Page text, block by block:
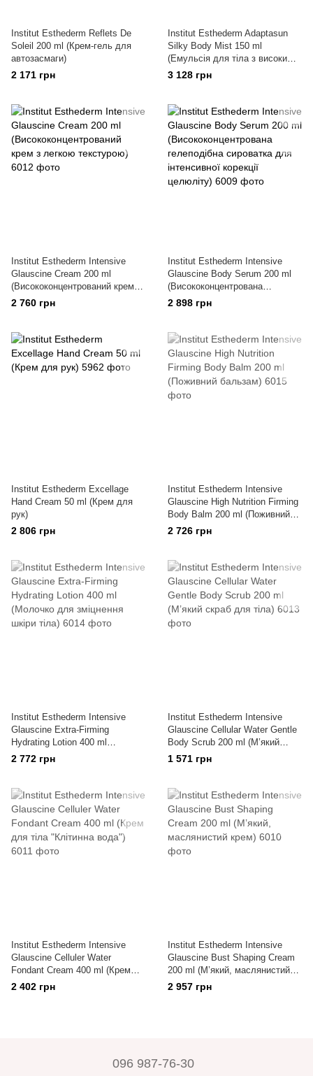
Institut Esthederm Reflets De
Soleil 200 ml (Крем-гель для
автозасмаги)
2 171 грн
Institut Esthederm Adaptasun
Silky Body Mist 150 ml
(Емульсія для тіла з високим
ступенем UV захисту)
3 128 грн
Institut Esthederm Intensive
Glauscine Cream 200 ml
(Висококонцентрований крем з
легкою текстурою)
2 760 грн
Institut Esthederm Intensive
Glauscine Body Serum 200 ml
(Висококонцентрована
гелеподібна сироватка для
інтенсивної корекції целюліту)
2 898 грн
Institut Esthederm Excellage
Hand Cream 50 ml (Крем для
рук)
2 806 грн
Institut Esthederm Intensive
Glauscine High Nutrition Firming
Body Balm 200 ml (Поживний
бальзам)
2 726 грн
Institut Esthederm Intensive
Glauscine Extra-Firming
Hydrating Lotion 400 ml
(Молочко для зміцнення шкіри
2 772 грн
Institut Esthederm Intensive
Glauscine Cellular Water Gentle
Body Scrub 200 ml (М’який
скраб для тіла)
1 571 грн
Institut Esthederm Intensive
Glauscine Celluler Water
Fondant Cream 400 ml (Крем
для тіла "Клітинна вода")
2 402 грн
Institut Esthederm Intensive
Glauscine Bust Shaping Cream
200 ml (М’який, маслянистий
крем)
2 957 грн
096 987-76-30